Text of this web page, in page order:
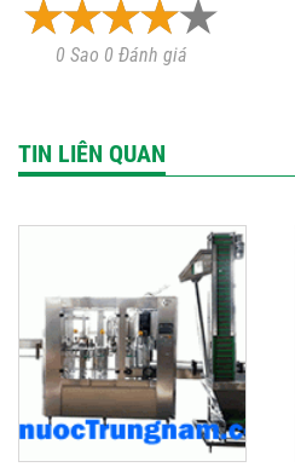
0 Sao 0 Đánh giá
TIN LIÊN QUAN